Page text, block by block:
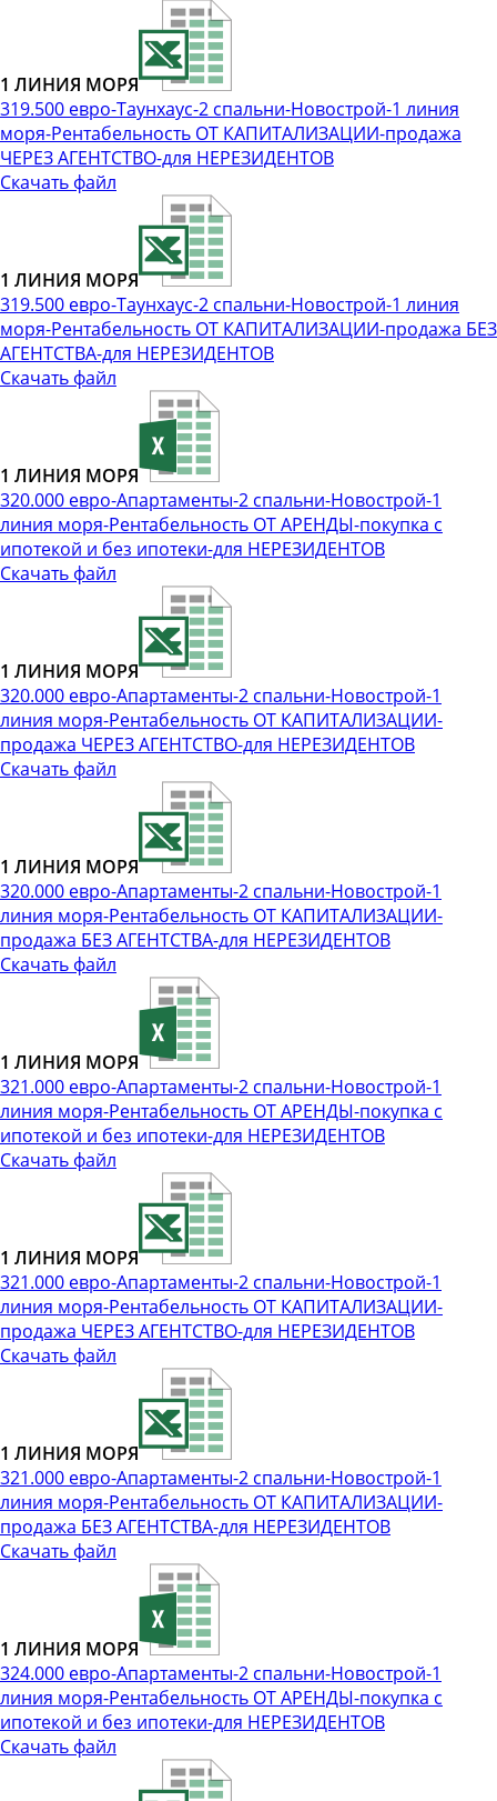
1 ЛИНИЯ МОРЯ
319.500 евро-Таунхаус-2 спальни-Новострой-1 линия
моря-Рентабельность ОТ КАПИТАЛИЗАЦИИ-продажа
ЧЕРЕЗ АГЕНТСТВО-для НЕРЕЗИДЕНТОВ
Скачать файл
1 ЛИНИЯ МОРЯ
319.500 евро-Таунхаус-2 спальни-Новострой-1 линия
моря-Рентабельность ОТ КАПИТАЛИЗАЦИИ-продажа БЕЗ
АГЕНТСТВА-для НЕРЕЗИДЕНТОВ
Скачать файл
1 ЛИНИЯ МОРЯ
320.000 евро-Апартаменты-2 спальни-Новострой-1
линия моря-Рентабельность ОТ АРЕНДЫ-покупка с
ипотекой и без ипотеки-для НЕРЕЗИДЕНТОВ
Скачать файл
1 ЛИНИЯ МОРЯ
320.000 евро-Апартаменты-2 спальни-Новострой-1
линия моря-Рентабельность ОТ КАПИТАЛИЗАЦИИ-
продажа ЧЕРЕЗ АГЕНТСТВО-для НЕРЕЗИДЕНТОВ
Скачать файл
1 ЛИНИЯ МОРЯ
320.000 евро-Апартаменты-2 спальни-Новострой-1
линия моря-Рентабельность ОТ КАПИТАЛИЗАЦИИ-
продажа БЕЗ АГЕНТСТВА-для НЕРЕЗИДЕНТОВ
Скачать файл
1 ЛИНИЯ МОРЯ
321.000 евро-Апартаменты-2 спальни-Новострой-1
линия моря-Рентабельность ОТ АРЕНДЫ-покупка с
ипотекой и без ипотеки-для НЕРЕЗИДЕНТОВ
Скачать файл
1 ЛИНИЯ МОРЯ
321.000 евро-Апартаменты-2 спальни-Новострой-1
линия моря-Рентабельность ОТ КАПИТАЛИЗАЦИИ-
продажа ЧЕРЕЗ АГЕНТСТВО-для НЕРЕЗИДЕНТОВ
Скачать файл
1 ЛИНИЯ МОРЯ
321.000 евро-Апартаменты-2 спальни-Новострой-1
линия моря-Рентабельность ОТ КАПИТАЛИЗАЦИИ-
продажа БЕЗ АГЕНТСТВА-для НЕРЕЗИДЕНТОВ
Скачать файл
1 ЛИНИЯ МОРЯ
324.000 евро-Апартаменты-2 спальни-Новострой-1
линия моря-Рентабельность ОТ АРЕНДЫ-покупка с
ипотекой и без ипотеки-для НЕРЕЗИДЕНТОВ
Скачать файл